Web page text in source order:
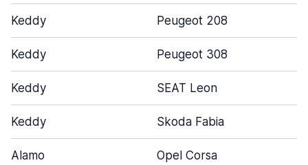
Keddy Peugeot 208
Keddy Peugeot 308
Keddy SEAT Leon
Keddy Skoda Fabia
Alamo Opel Corsa